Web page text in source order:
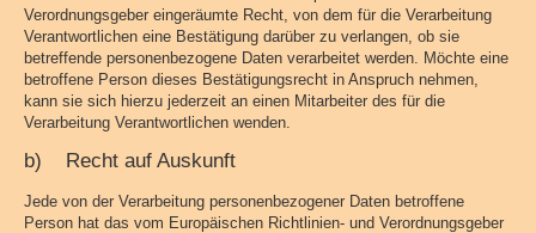
Verordnungsgeber eingeräumte Recht, von dem für die Verarbeitung
Verantwortlichen eine Bestätigung darüber zu verlangen, ob sie
betreffende personenbezogene Daten verarbeitet werden. Möchte eine
betroffene Person dieses Bestätigungsrecht in Anspruch nehmen,
kann sie sich hierzu jederzeit an einen Mitarbeiter des für die
Verarbeitung Verantwortlichen wenden.
b) Recht auf Auskunft
Jede von der Verarbeitung personenbezogener Daten betroffene
Person hat das vom Europäischen Richtlinien- und Verordnungsgeber